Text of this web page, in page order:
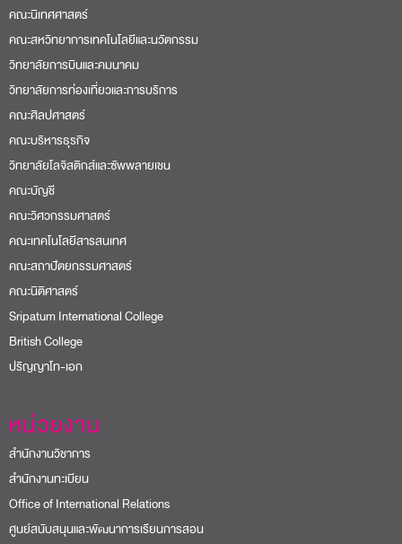
คณะนิเทศศาสตร์
คณะสหวิทยาการเทคโนโลยีและนวัตกรรม
วิทยาลัยการบินและคมนาคม
วิทยาลัยการท่องเที่ยวและการบริการ
คณะศิลปศาสตร์
คณะบริหารธุรกิจ
วิทยาลัยโลจิสติกส์และซัพพลายเชน
คณะบัญชี
คณะวิศวกรรมศาสตร์
คณะเทคโนโลยีสารสนเทศ
คณะสถาปัตยกรรมศาสตร์
คณะนิติศาสตร์
Sripatum International College
British College
ปริญญาโท-เอก
หน่วยงาน
สำนักงานวิชาการ
สำนักงานทะเบียน
Office of International Relations
ศูนย์สนับสนุนและพัฒนาการเรียนการสอน